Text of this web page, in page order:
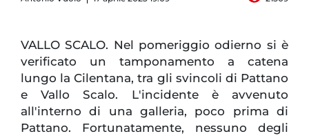
VALLO SCALO. Nel pomeriggio odierno si è
verificato un tamponamento a catena
lungo la Cilentana, tra gli svincoli di Pattano
e Vallo Scalo. L'incidente è avvenuto
all'interno di una galleria, poco prima di
Pattano. Fortunatamente, nessuno degli